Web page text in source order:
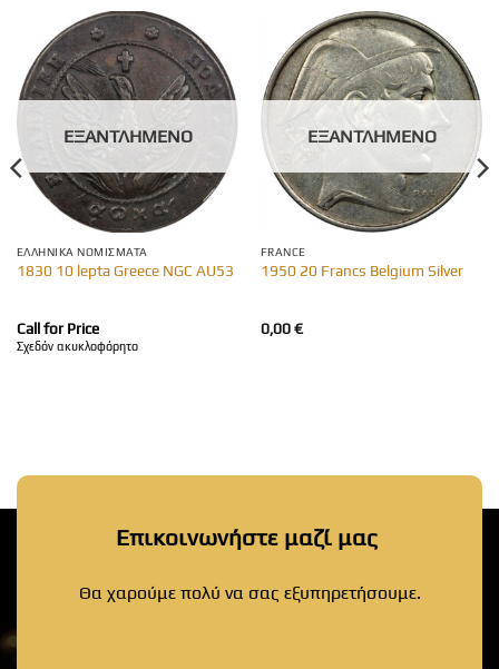
ΕΞΑΝΤΛΗΜΈΝΟ
ΕΛΛΗΝΙΚΆ ΝΟΜΊΣΜΑΤΑ
1830 10 lepta Greece NGC AU53
Call for Price
Σχεδόν ακυκλοφόρητο
ΕΞΑΝΤΛΗΜΈΝΟ
FRANCE
1950 20 Francs Belgium Silver
0,00€
Επικοινωνήστε μαζί μας
Θα χαρούμε πολύ να σας εξυπηρετήσουμε.